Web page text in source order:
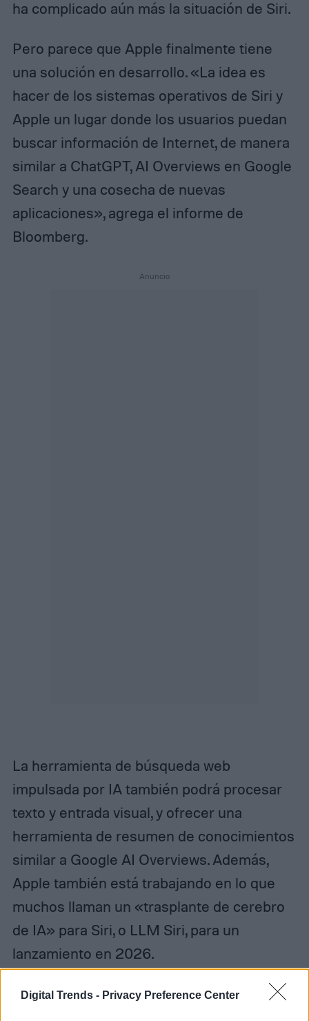
Digital Trends - Privacy Preference Center
ha complicado aún más la situación de Siri.
Pero parece que Apple finalmente tiene
una solución en desarrollo. «La idea es
hacer de los sistemas operativos de Siri y
Apple un lugar donde los usuarios puedan
buscar información de Internet, de manera
similar a ChatGPT, AI Overviews en Google
Search y una cosecha de nuevas
aplicaciones», agrega el informe de
Bloomberg.
La herramienta de búsqueda web
impulsada por IA también podrá procesar
texto y entrada visual, y ofrecer una
herramienta de resumen de conocimientos
similar a Google AI Overviews. Además,
Apple también está trabajando en lo que
muchos llaman un «trasplante de cerebro
de IA» para Siri, o LLM Siri, para un
lanzamiento en 2026.